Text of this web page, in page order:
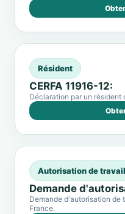
Résident
CERFA 11916-12:
Déclaration par un résident
Autorisation de travail
Demande
Demande d'autorisation de
France.